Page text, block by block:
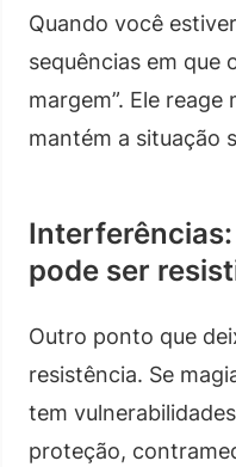
Quando você
sequências em que
margem”. Ele
mantém a situação
pode ser
Outro ponto que
resistência. Se
tem
proteção,